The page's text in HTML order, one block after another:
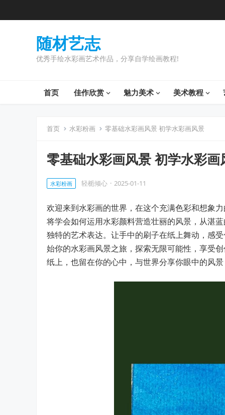
随材艺志
优秀手绘水彩画艺术作品，分享自学绘画教程!
首页 佳作欣赏 魅力美术 美术教程
首页 水彩粉画 零基础水彩画风景 初学水彩画风景
零基础水彩画风景 初学水彩画
水彩粉画 轻栀倾心 · 2025-01-11
欢迎来到水彩画的世界，在这个充满色彩和想象
将学会如何运用水彩颜料营造壮丽的风景，从湛
独特的艺术表达。让手中的刷子在纸上舞动，感
始你的水彩画风景之旅，探索无限可能性，享受
纸上，也留在你的心中，与世界分享你眼中的风